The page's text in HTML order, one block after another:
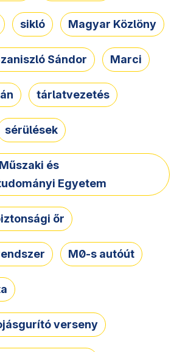
sikló Magyar Közlöny
Sándor Marci
tárlatvezetés
sérülések
és
Egyetem
őr
M0-s autóút
verseny